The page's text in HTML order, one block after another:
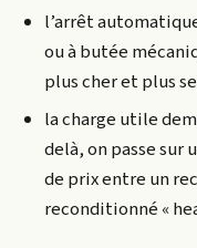
l’arrêt
ou à butée
plus cher et plus
la charge utile
delà, on passe sur
de prix entre un
reconditionné «